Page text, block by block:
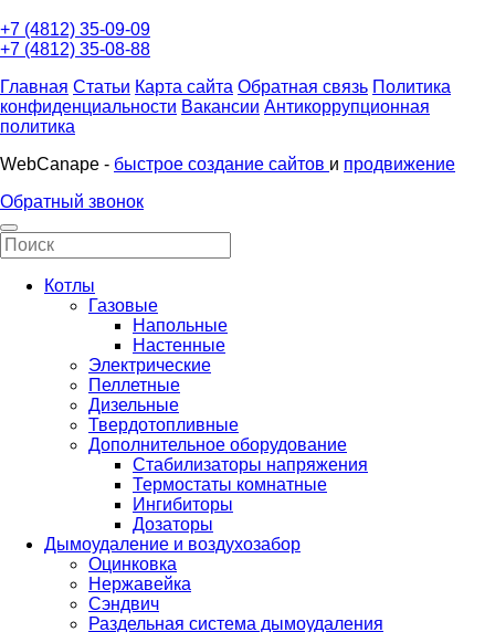
+7 (4812) 35-09-09
+7 (4812) 35-08-88
Главная Статьи Карта сайта Обратная связь Политика
конфиденциальности Вакансии Антикоррупционная
политика
WebCanape - быстрое создание сайтов и продвижение
Обратный звонок
Котлы
Газовые
Напольные
Настенные
Электрические
Пеллетные
Дизельные
Твердотопливные
Дополнительное оборудование
Стабилизаторы напряжения
Термостаты комнатные
Ингибиторы
Дозаторы
Дымоудаление и воздухозабор
Оцинковка
Нержавейка
Сэндвич
Раздельная система дымоудаления